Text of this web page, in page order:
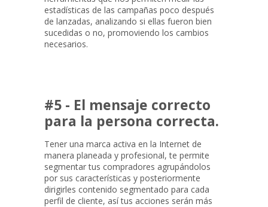
estadísticas de las campañas poco después
de lanzadas, analizando si ellas fueron bien
sucedidas o no, promoviendo los cambios
necesarios.
#5 - El mensaje correcto
para la persona correcta.
Tener una marca activa en la Internet de
manera planeada y profesional, te permite
segmentar tus compradores agrupándolos
por sus características y posteriormente
dirigirles contenido segmentado para cada
perfil de cliente, así tus acciones serán más